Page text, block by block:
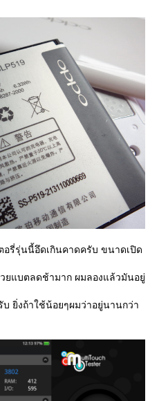
รี่รุ่นนี้อึดเกินคาดครับ ขนาดเปิด
ยแบตลดช้ามาก ผมลองแล้วมันอยู่
ยิ่งถ้าใช้น้อยๆผมว่าอยู่นานกว่า